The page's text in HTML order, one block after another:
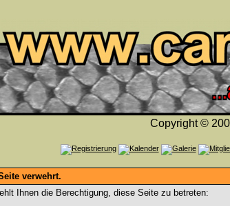
Copyright ©
verwehrt.
Ihnen die Berechtigung, diese Seite zu betreten: